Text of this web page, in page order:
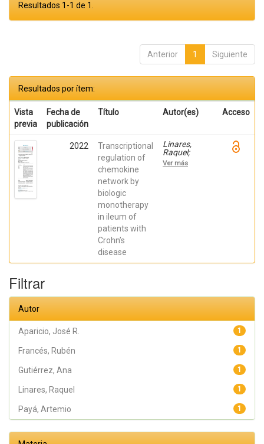
Resultados 1-1 de 1.
Anterior 1 Siguiente
Resultados por ítem:
Vista
previa
Fecha de
publicación
Título Autor(es) Acceso
2022
Transcriptional
regulation of
chemokine
network by
biologic
monotherapy
in ileum of
patients with
Crohn’s
disease
Linares,
Raquel;
Gutiérrez,
Ana;
Ver más
Filtrar
Autor
1
Aparicio, José R.
1
Francés, Rubén
1
Gutiérrez, Ana
1
Linares, Raquel
1
Payá, Artemio